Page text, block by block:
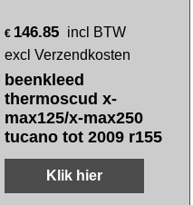
€ 146.85 incl BTW
excl Verzendkosten
beenkleed
thermoscud x-
max125/x-max250
tucano tot 2009 r155
Klik hier